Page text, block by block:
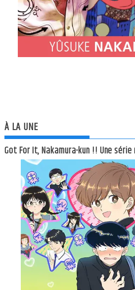
À LA UNE
Got For It, Nakamura-kun !! Une